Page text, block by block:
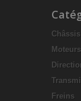
Freins